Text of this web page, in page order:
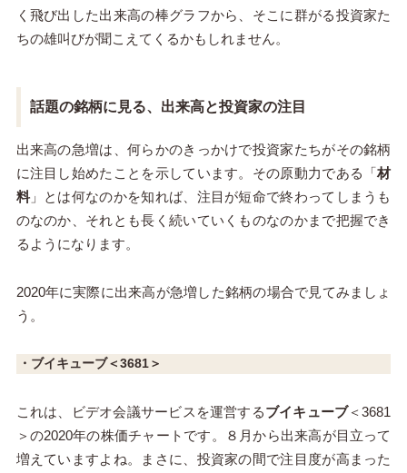
く飛び出した出来高の棒グラフから、そこに群がる投資家た
ちの雄叫びが聞こえてくるかもしれません。
話題の銘柄に見る、出来高と投資家の注目
出来高の急増は、何らかのきっかけで投資家たちがその銘柄
に注目し始めたことを示しています。その原動力である「材
料」とは何なのかを知れば、注目が短命で終わってしまうも
のなのか、それとも長く続いていくものなのかまで把握でき
るようになります。
2020年に実際に出来高が急増した銘柄の場合で見てみましょ
う。
・ブイキューブ＜3681＞
これは、ビデオ会議サービスを運営するブイキューブ＜3681
＞の2020年の株価チャートです。８月から出来高が目立って
増えていますよね。まさに、投資家の間で注目度が高まった